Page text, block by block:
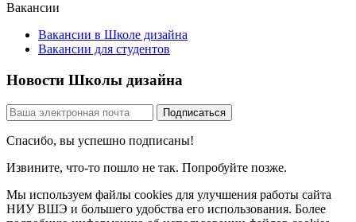
Вакансии
Вакансии в Школе дизайна
Вакансии для студентов
Новости Школы дизайна
Спасибо, вы успешно подписаны!
Извините, что-то пошло не так. Попробуйте позже.
Мы используем файлы cookies для улучшения работы сайта
НИУ ВШЭ и большего удобства его использования. Более